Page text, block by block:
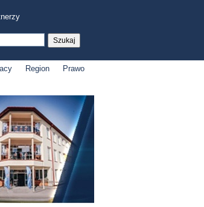
Region
Prawo